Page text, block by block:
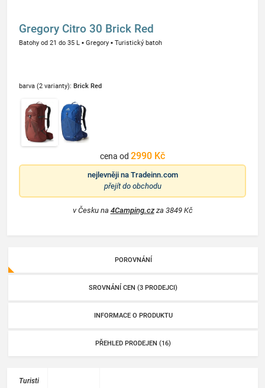
Gregory Citro 30 Brick Red
Batohy od 21 do 35 L ▪ Gregory ▪ Turistický batoh
barva (2 varianty): Brick Red
cena od 2990 Kč
nejlevněji na Tradeinn.com
přejít do obchodu
v Česku na 4Camping.czza 3849 Kč
POROVNÁNÍ
SROVNÁNÍ CEN (3 PRODEJCI)
INFORMACE O PRODUKTU
PŘEHLED PRODEJEN (16)
Turisti